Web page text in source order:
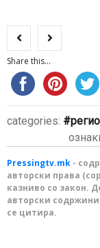
Share this...
categories:
Pressingtv.mk -
авторски права
казниво со закон.
авторски
се цитира.